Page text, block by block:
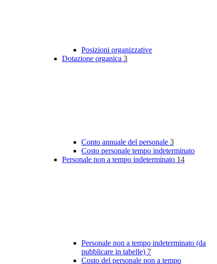
Posizioni organizzative
Dotazione organica 3
Conto annuale del personale 3
Costo personale tempo indeterminato
Personale non a tempo indeterminato 14
Personale non a tempo indeterminato (da
pubblicare in tabelle) 7
Costo del personale non a tempo